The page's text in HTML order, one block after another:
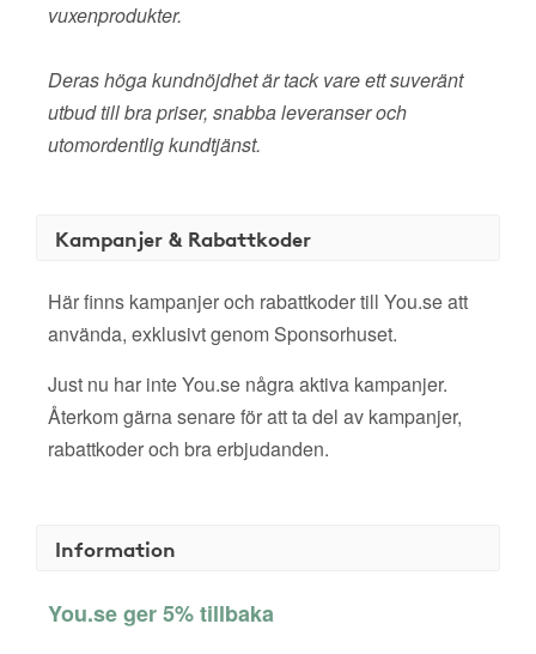
vuxenprodukter.
Deras höga kundnöjdhet är tack vare ett suveränt
utbud till bra priser, snabba leveranser och
utomordentlig kundtjänst.
Kampanjer & Rabattkoder
Här finns kampanjer och rabattkoder till You.se att
använda, exklusivt genom Sponsorhuset.
Just nu har inte You.se några aktiva kampanjer.
Återkom gärna senare för att ta del av kampanjer,
rabattkoder och bra erbjudanden.
Information
You.se ger 5% tillbaka